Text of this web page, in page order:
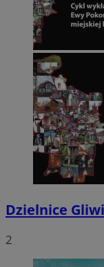
Dzielnice
2